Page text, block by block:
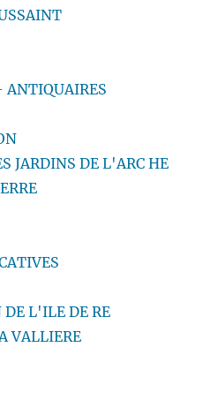
ANTIQUAIRES
JARDINS DE L'ARC HE
DE L'ILE DE RE
VALLIERE